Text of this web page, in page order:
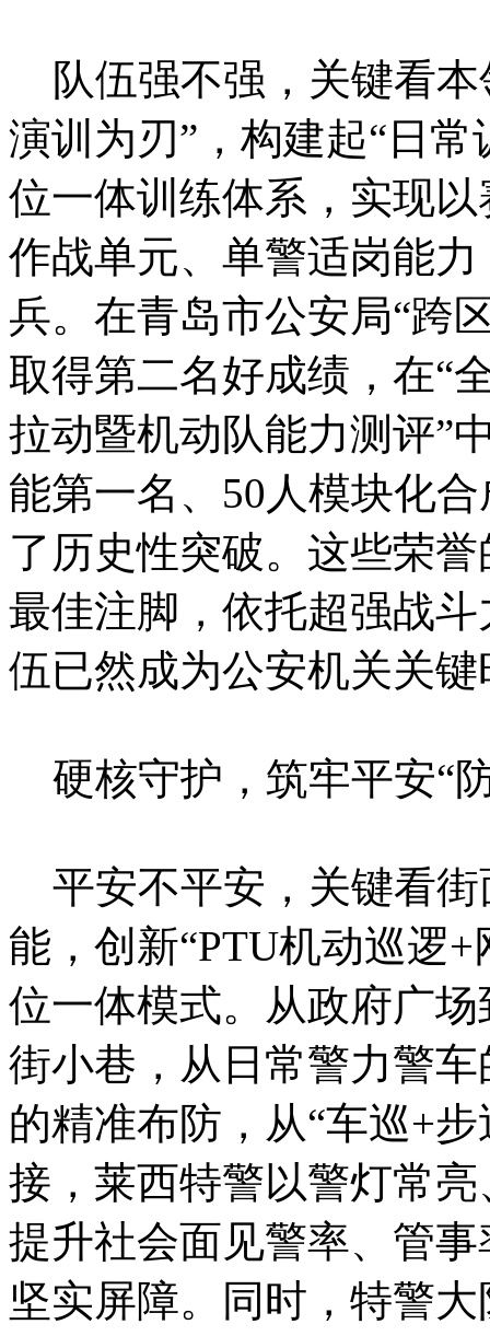
队伍强不强，关键看本
演训为刃”，构建起“日
位一体训练体系，实现
作战单元、单警适岗能
兵。在青岛市公安局“跨
取得第二名好成绩，在“
拉动暨机动队能力测评”
能第一名、50人模块化
了历史性突破。这些荣
最佳注脚，依托超强战
伍已然成为公安机关关
硬核守护，筑牢平安“
平安不平安，关键看街
能，创新“PTU机动巡逻
位一体模式。从政府广
街小巷，从日常警力警
的精准布防，从“车巡+
接，莱西特警以警灯常
提升社会面见警率、管
坚实屏障。同时，特警